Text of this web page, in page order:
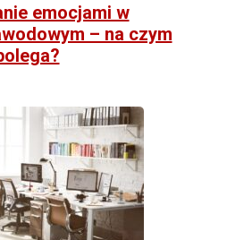
emocjami w
– na czym